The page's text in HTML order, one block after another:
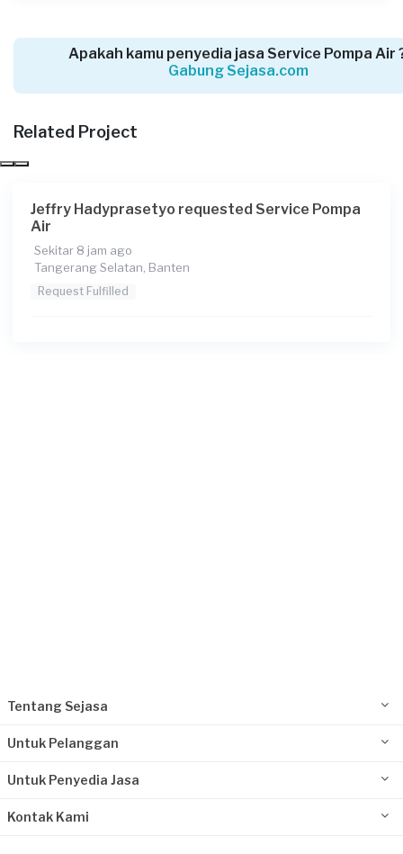
3 hari yang lalu
Imanuelo El Zedekia requested Service Pompa
Air
Apakah kamu penyedia jasa Service Pompa Air
Gabung Sejasa.com
Related Project
Jeffry Hadyprasetyo requested Service Pompa
Air
Sekitar 8 jam ago
Tangerang Selatan, Banten
Request Fulfilled
Tentang Sejasa
Untuk Pelanggan
Untuk Penyedia Jasa
Kontak Kami